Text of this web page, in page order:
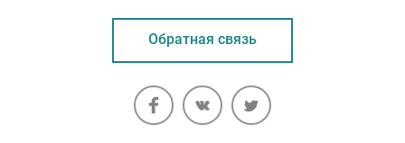
Обратная связь